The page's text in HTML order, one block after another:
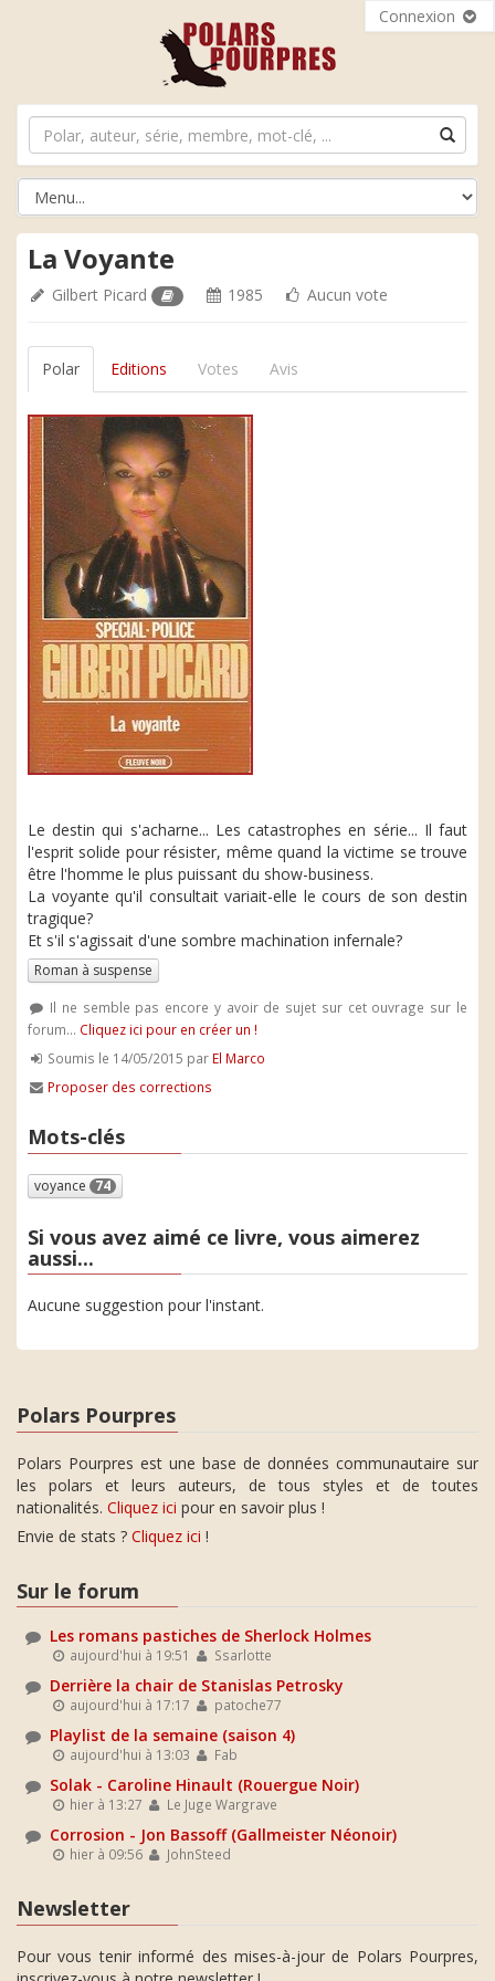
Connexion
La Voyante
Gilbert Picard 1985 Aucun vote
Polar Editions Votes Avis
Le destin qui s'acharne... Les catastrophes en série... Il faut
l'esprit solide pour résister, même quand la victime se trouve
être l'homme le plus puissant du show-business.
La voyante qu'il consultait variait-elle le cours de son destin
tragique?
Et s'il s'agissait d'une sombre machination infernale?
Roman à suspense
Il ne semble pas encore y avoir de sujet sur cet ouvrage sur le
forum... Cliquez ici pour en créer un !
Soumis le 14/05/2015 par El Marco
Proposer des corrections
Mots-clés
voyance 74
Si vous avez aimé ce livre, vous aimerez
aussi...
Aucune suggestion pour l'instant.
Polars Pourpres
Polars Pourpres est une base de données communautaire sur
les polars et leurs auteurs, de tous styles et de toutes
nationalités. Cliquez ici pour en savoir plus !
Envie de stats ? Cliquez ici !
Sur le forum
Les romans pastiches de Sherlock Holmes
aujourd'hui à 19:51 Ssarlotte
Derrière la chair de Stanislas Petrosky
aujourd'hui à 17:17 patoche77
Playlist de la semaine (saison 4)
aujourd'hui à 13:03 Fab
Solak - Caroline Hinault (Rouergue Noir)
hier à 13:27 Le Juge Wargrave
Corrosion - Jon Bassoff (Gallmeister Néonoir)
hier à 09:56 JohnSteed
Newsletter
Pour vous tenir informé des mises-à-jour de Polars Pourpres,